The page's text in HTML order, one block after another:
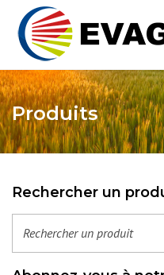
Produits
Rechercher un